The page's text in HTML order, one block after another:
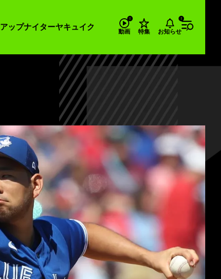
ップナイターヤキュイク
動画 特集 お知らせ